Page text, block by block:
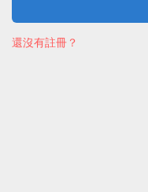
還沒有註冊？